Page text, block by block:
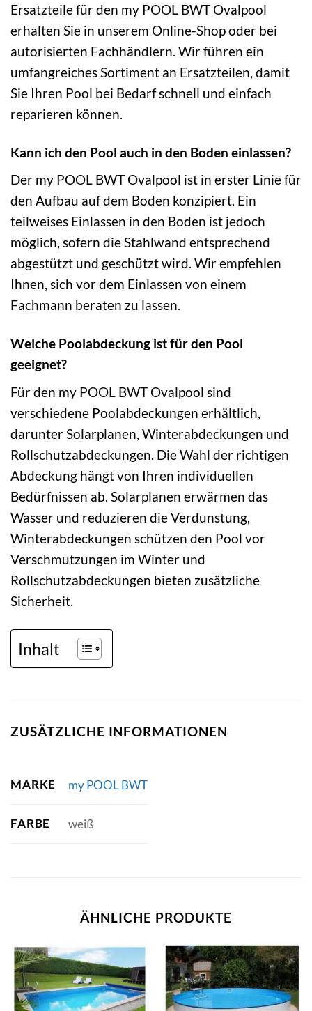
Ersatzteile für den my POOL BWT Ovalpool
erhalten Sie in unserem Online-Shop oder bei
autorisierten Fachhändlern. Wir führen ein
umfangreiches Sortiment an Ersatzteilen, damit
Sie Ihren Pool bei Bedarf schnell und einfach
reparieren können.
Kann ich den Pool auch in den Boden einlassen?
Der my POOL BWT Ovalpool ist in erster Linie für
den Aufbau auf dem Boden konzipiert. Ein
teilweises Einlassen in den Boden ist jedoch
möglich, sofern die Stahlwand entsprechend
abgestützt und geschützt wird. Wir empfehlen
Ihnen, sich vor dem Einlassen von einem
Fachmann beraten zu lassen.
Welche Poolabdeckung ist für den Pool
geeignet?
Für den my POOL BWT Ovalpool sind
verschiedene Poolabdeckungen erhältlich,
darunter Solarplanen, Winterabdeckungen und
Rollschutzabdeckungen. Die Wahl der richtigen
Abdeckung hängt von Ihren individuellen
Bedürfnissen ab. Solarplanen erwärmen das
Wasser und reduzieren die Verdunstung,
Winterabdeckungen schützen den Pool vor
Verschmutzungen im Winter und
Rollschutzabdeckungen bieten zusätzliche
Sicherheit.
Inhalt
ZUSÄTZLICHE INFORMATIONEN
MARKE my POOL BWT
FARBE weiß
ÄHNLICHE PRODUKTE